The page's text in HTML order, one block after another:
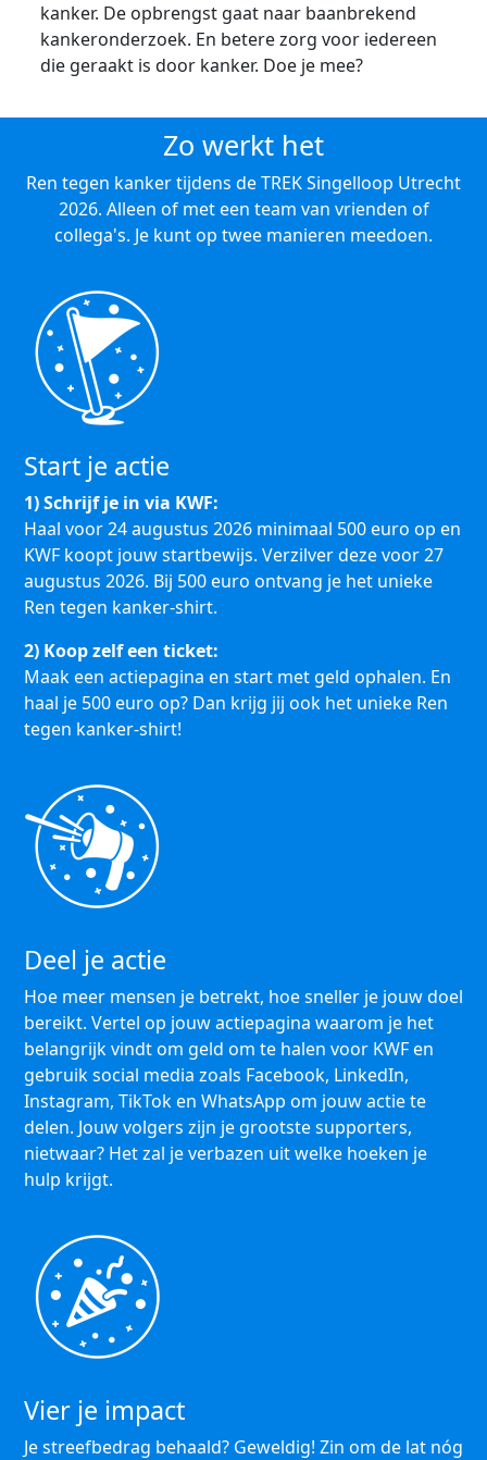
kanker. De opbrengst gaat naar baanbrekend
kankeronderzoek. En betere zorg voor iedereen
die geraakt is door kanker. Doe je mee?
Zo werkt het
Ren tegen kanker tijdens de TREK Singelloop Utrecht
2026. Alleen of met een team van vrienden of
collega's. Je kunt op twee manieren meedoen.
Start je actie
1) Schrijf je in via KWF:
Haal voor 24 augustus 2026 minimaal 500 euro op en
KWF koopt jouw startbewijs. Verzilver deze voor 27
augustus 2026. Bij 500 euro ontvang je het unieke
Ren tegen kanker-shirt.
2) Koop zelf een ticket:
Maak een actiepagina en start met geld ophalen. En
haal je 500 euro op? Dan krijg jij ook het unieke Ren
tegen kanker-shirt!
Deel je actie
Hoe meer mensen je betrekt, hoe sneller je jouw doel
bereikt. Vertel op jouw actiepagina waarom je het
belangrijk vindt om geld om te halen voor KWF en
gebruik social media zoals Facebook, LinkedIn,
Instagram, TikTok en WhatsApp om jouw actie te
delen. Jouw volgers zijn je grootste supporters,
nietwaar? Het zal je verbazen uit welke hoeken je
hulp krijgt.
Vier je impact
Je streefbedrag behaald? Geweldig! Zin om de lat nóg